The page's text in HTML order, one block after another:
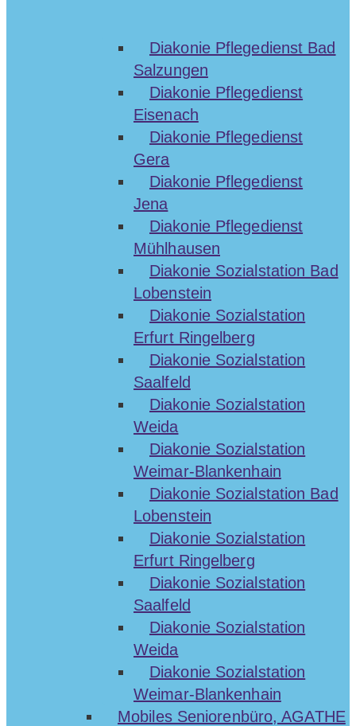
Diakonie Pflegedienst Bad
Salzungen
Diakonie Pflegedienst
Eisenach
Diakonie Pflegedienst
Gera
Diakonie Pflegedienst
Jena
Diakonie Pflegedienst
Mühlhausen
Diakonie Sozialstation Bad
Lobenstein
Diakonie Sozialstation
Erfurt Ringelberg
Diakonie Sozialstation
Saalfeld
Diakonie Sozialstation
Weida
Diakonie Sozialstation
Weimar-Blankenhain
Diakonie Sozialstation Bad
Lobenstein
Diakonie Sozialstation
Erfurt Ringelberg
Diakonie Sozialstation
Saalfeld
Diakonie Sozialstation
Weida
Diakonie Sozialstation
Weimar-Blankenhain
Mobiles Seniorenbüro, AGATHE